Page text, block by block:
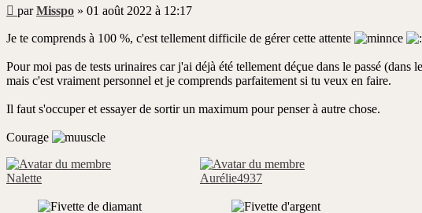
Message
non
lu
parMisspo » 01 août 2022 à 12:17
Je te comprends à 100 %, c'est tellement difficile de gérer cette attente
Pour moi pas de tests urinaires car j'ai déjà été tellement déçue dans le passé
mais c'est vraiment personnel et je comprends parfaitement si tu veux en faire.
Il faut s'occuper et essayer de sortir un maximum pour penser à autre chose.
Courage
Nalette Aurélie4937